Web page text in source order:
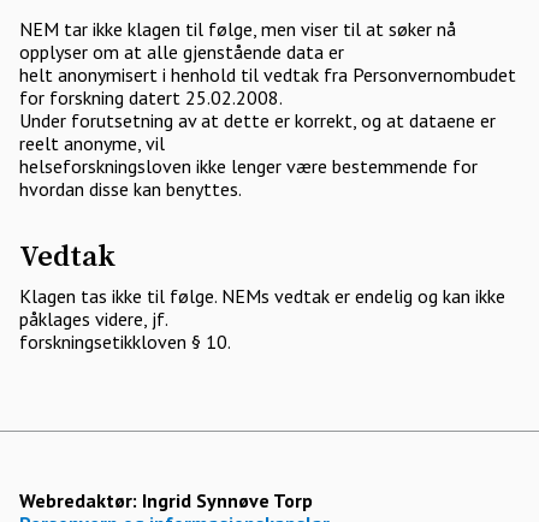
NEM tar ikke klagen til følge, men viser til at søker nå
opplyser om at alle gjenstående data er
helt anonymisert i henhold til vedtak fra Personvernombudet
for forskning datert 25.02.2008.
Under forutsetning av at dette er korrekt, og at dataene er
reelt anonyme, vil
helseforskningsloven ikke lenger være bestemmende for
hvordan disse kan benyttes.
Vedtak
Klagen tas ikke til følge. NEMs vedtak er endelig og kan ikke
påklages videre, jf.
forskningsetikkloven § 10.
Webredaktør: Ingrid Synnøve Torp